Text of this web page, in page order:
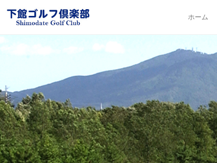
Primary
Skip to
ホーム